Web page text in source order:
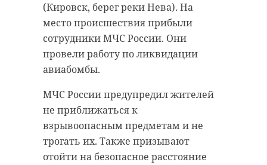
(Кировск, берег реки Нева). На
место происшествия прибыли
сотрудники МЧС России. Они
провели работу по ликвидации
авиабомбы.
МЧС России предупредил жителей
не приближаться к
взрывоопасным предметам и не
трогать их. Также призывают
отойти на безопасное расстояние